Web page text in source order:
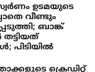
ഉടമയുടെ
വീണ്ടും
ബാങ്ക്
പിടിയിൽ
ക്രെഡിറ്റ്